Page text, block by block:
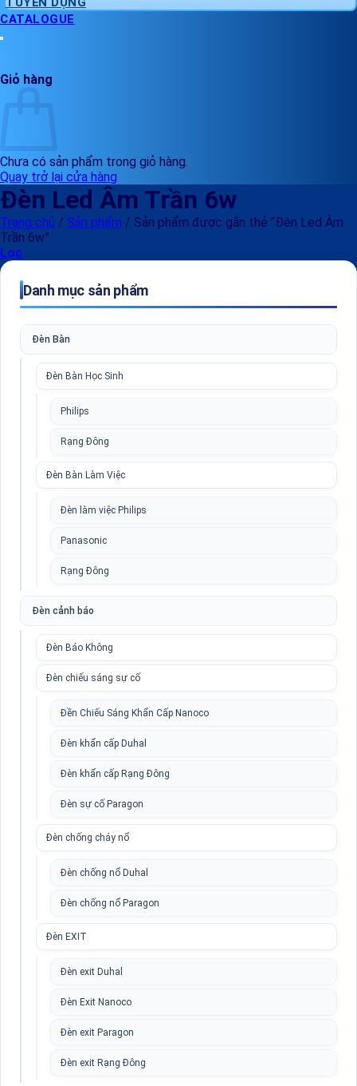
CATALOGUE
Giỏ hàng
Chưa có sản phẩm trong giỏ hàng.
Quay trở lại cửa hàng
Đèn Led Âm Trần 6w
Trang chủ / Sản phẩm / Sản phẩm được gắn thẻ “Đèn Led Âm
Trần 6w”
Lọc
Danh mục sản phẩm
Đèn Bàn
Đèn Bàn Học Sinh
Philips
Rạng Đông
Đèn Bàn Làm Việc
Đèn làm việc Philips
Panasonic
Rạng Đông
Đèn cảnh báo
Đèn Báo Không
Đèn chiếu sáng sự cố
Đền Chiếu Sáng Khẩn Cấp Nanoco
Đèn khẩn cấp Duhal
Đèn khẩn cấp Rạng Đông
Đèn sự cố Paragon
Đèn chống cháy nổ
Đèn chống nổ Duhal
Đèn chống nổ Paragon
Đèn EXIT
Đèn exit Duhal
Đèn Exit Nanoco
Đèn exit Paragon
Đèn exit Rạng Đông